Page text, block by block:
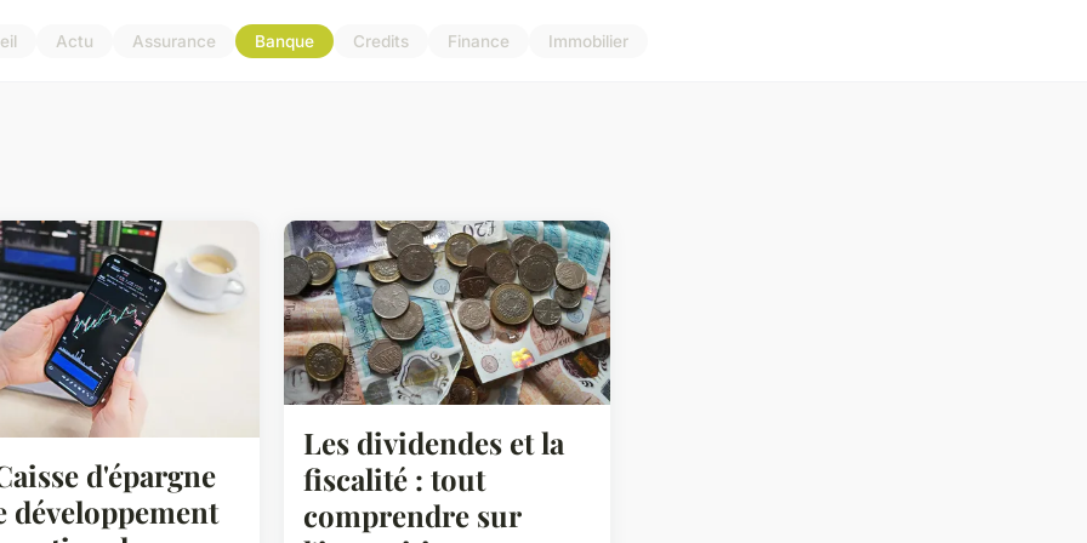
Actu Assurance Banque Credits Finance Immobilier
d'épargne
développement
Les dividendes et la
fiscalité : tout
comprendre sur